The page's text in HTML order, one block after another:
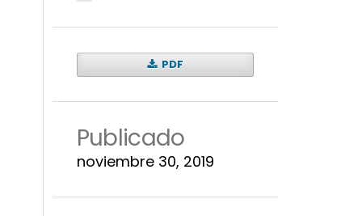
PDF
Publicado
noviembre 30, 2019